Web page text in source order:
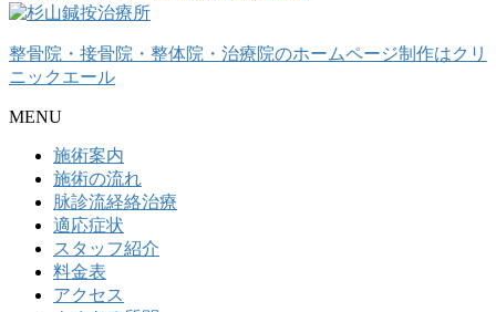
整骨院・接骨院・整体院・治療院のホームページ制作はクリ
ニックエール
MENU
施術案内
施術の流れ
脉診流経絡治療
適応症状
スタッフ紹介
料金表
アクセス